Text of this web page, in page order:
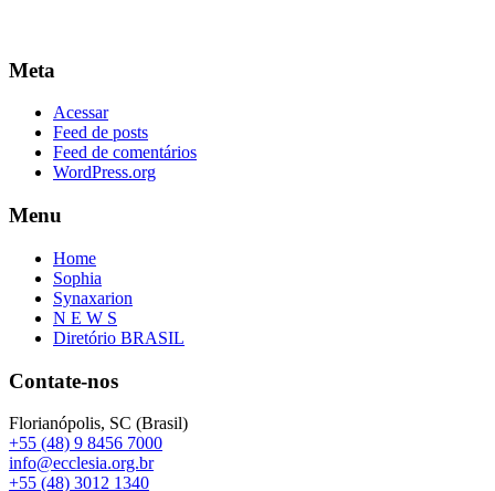
Meta
Acessar
Feed de posts
Feed de comentários
WordPress.org
Menu
Home
Sophia
Synaxarion
N E W S
Diretório BRASIL
Contate-nos
Florianópolis, SC (Brasil)
+55 (48) 9 8456 7000
info@ecclesia.org.br
+55 (48) 3012 1340